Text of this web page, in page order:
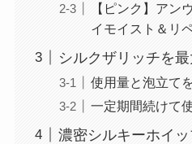
【ピンク】アン
イモイスト＆リ
シルクザリッチを
使用量と泡立て
一定期間続けて
濃密シルキーホイ